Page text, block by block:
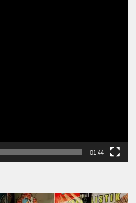
01:44